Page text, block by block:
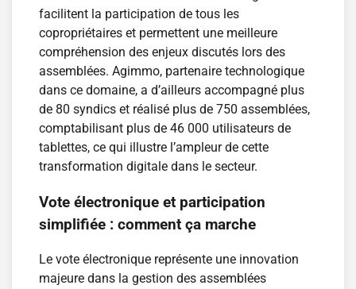
facilitent la participation de tous les
copropriétaires et permettent une meilleure
compréhension des enjeux discutés lors des
assemblées. Agimmo, partenaire technologique
dans ce domaine, a d’ailleurs accompagné plus
de 80 syndics et réalisé plus de 750 assemblées,
comptabilisant plus de 46 000 utilisateurs de
tablettes, ce qui illustre l’ampleur de cette
transformation digitale dans le secteur.
Vote électronique et participation
simplifiée : comment ça marche
Le vote électronique représente une innovation
majeure dans la gestion des assemblées